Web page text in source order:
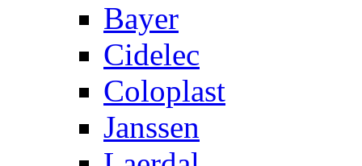
Bayer
Cidelec
Coloplast
Janssen